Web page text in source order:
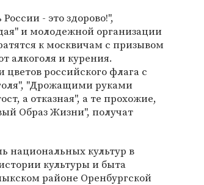
- это здорово!",
и молодежной организации
к москвичам с призывом
алкоголя и курения.
российского флага с
"Дрожащими руками
а отказная", а те прохожие,
Образ Жизни", получат
национальных культур в
культуры и быта
районе Оренбургской